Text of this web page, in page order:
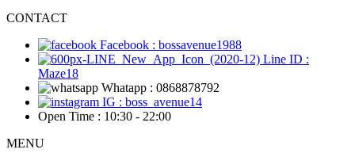
CONTACT
Facebook : bossavenue1988
Line ID :
Maze18
Whatapp : 0868878792
IG : boss_avenue14
Open Time : 10:30 - 22:00
MENU